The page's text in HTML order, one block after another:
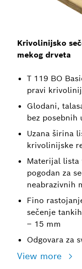
Krivolinijsko
mekog drveta
T 119 BO
pravi
Glodani,
bez posebnih
Uzana širina
krivolinijske
Materijal lista
pogodan za
neabrazivnih
Fino
sečenje
– 15 mm
Odgovara za
View more